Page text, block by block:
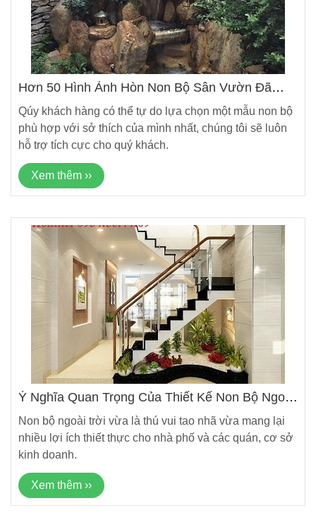
Hơn 50 Hình Ảnh Hòn Non Bộ Sân Vườn Đã
Qúy khách hàng có thể tự do lựa chọn một mẫu non bộ
phù hợp với sở thích của mình nhất, chúng tôi sẽ luôn
hỗ trợ tích cực cho quý khách.
Xem thêm ››
Ý Nghĩa Quan Trọng Của Thiết Kế Non Bộ Ngoài
Non bộ ngoài trời vừa là thú vui tao nhã vừa mang lại
nhiều lợi ích thiết thực cho nhà phố và các quán, cơ sở
kinh doanh.
Xem thêm ››